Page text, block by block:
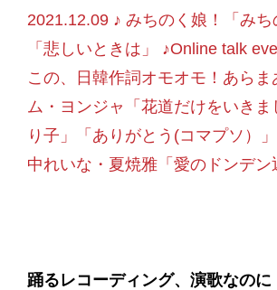
2021.12.09 ♪ みちのく娘！「みち
「悲しいときは」 ♪Online talk
この、日韓作詞オモオモ！あらま
ム・ヨンジャ「花道だけをいきま
り子」「ありがとう(コマプソ）
中れいな・夏焼雅「愛のドンデン
踊るレコーディング、演歌なのに